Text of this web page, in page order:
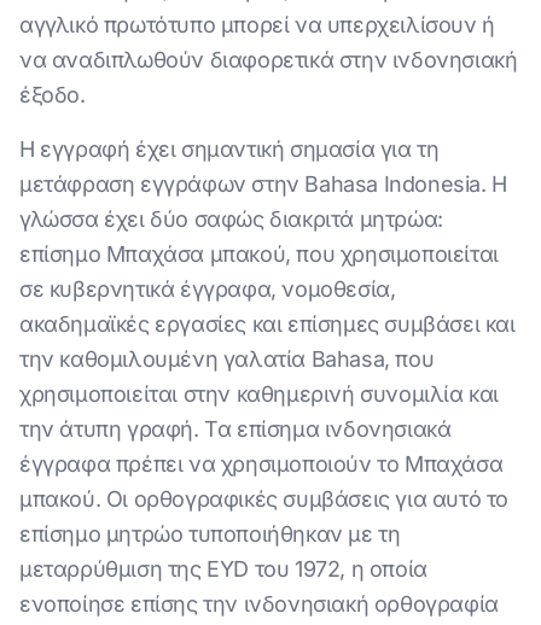
αγγλικό πρωτότυπο μπορεί να υπερχειλίσουν ή
να αναδιπλωθούν διαφορετικά στην ινδονησιακή
έξοδο.
Η εγγραφή έχει σημαντική σημασία για τη
μετάφραση εγγράφων στην Bahasa Indonesia. Η
γλώσσα έχει δύο σαφώς διακριτά μητρώα:
επίσημο Μπαχάσα μπακού, που χρησιμοποιείται
σε κυβερνητικά έγγραφα, νομοθεσία,
ακαδημαϊκές εργασίες και επίσημες συμβάσει και
την καθομιλουμένη γαλατία Bahasa, που
χρησιμοποιείται στην καθημερινή συνομιλία και
την άτυπη γραφή. Τα επίσημα ινδονησιακά
έγγραφα πρέπει να χρησιμοποιούν το Μπαχάσα
μπακού. Οι ορθογραφικές συμβάσεις για αυτό το
επίσημο μητρώο τυποποιήθηκαν με τη
μεταρρύθμιση της EYD του 1972, η οποία
ενοποίησε επίσης την ινδονησιακή ορθογραφία